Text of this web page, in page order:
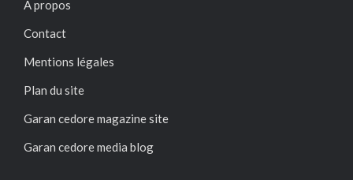
À propos
Contact
Mentions légales
Plan du site
Garan cedore magazine site
Garan cedore media blog